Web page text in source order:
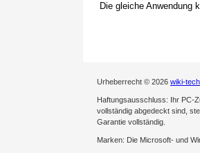
Die gleiche Anwendung
Urheberrecht © 2026 wiki-
Haftungsausschluss: Ihr PC-
vollständig abgedeckt sind,
Garantie vollständig.
Marken: Die Microsoft- und